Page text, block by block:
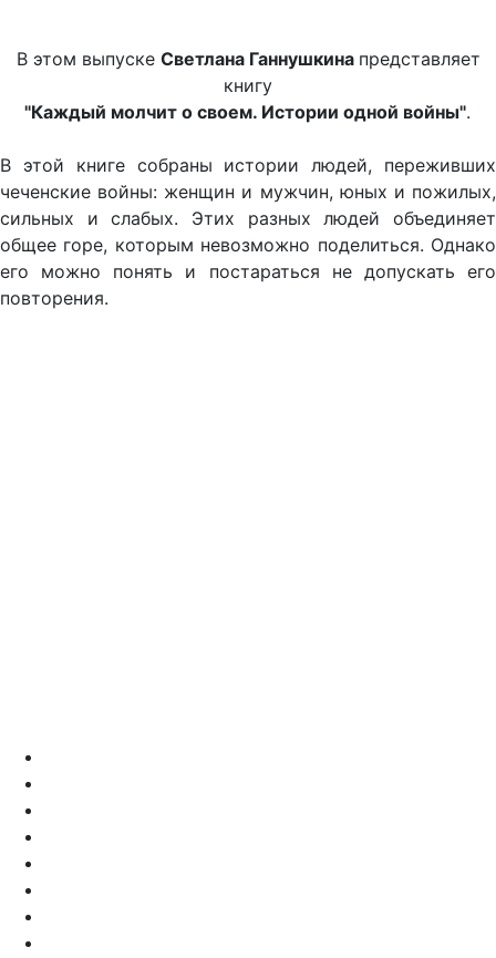
В этом выпуске Светлана Ганнушкина представляет
книгу
"Каждый молчит о своем. Истории одной войны".
В этой книге собраны истории людей, переживших
чеченские войны: женщин и мужчин, юных и пожилых,
сильных и слабых. Этих разных людей объединяет
общее горе, которым невозможно поделиться. Однако
его можно понять и постараться не допускать его
повторения.